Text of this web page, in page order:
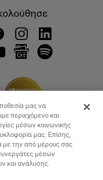
μας να
περιεχόμενο και
μέσων κοινωνικής
μας. Επίσης,
με την από μέρους σας
μέσων
και ανάλυσης.